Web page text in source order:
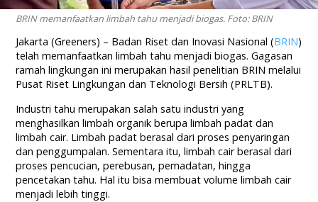
BRIN memanfaatkan limbah tahu menjadi biogas. Foto: BRIN
Jakarta (Greeners) – Badan Riset dan Inovasi Nasional (BRIN)
telah memanfaatkan limbah tahu menjadi biogas. Gagasan
ramah lingkungan ini merupakan hasil penelitian BRIN melalui
Pusat Riset Lingkungan dan Teknologi Bersih (PRLTB).
Industri tahu merupakan salah satu industri yang
menghasilkan limbah organik berupa limbah padat dan
limbah cair. Limbah padat berasal dari proses penyaringan
dan penggumpalan. Sementara itu, limbah cair berasal dari
proses pencucian, perebusan, pemadatan, hingga
pencetakan tahu. Hal itu bisa membuat volume limbah cair
menjadi lebih tinggi.